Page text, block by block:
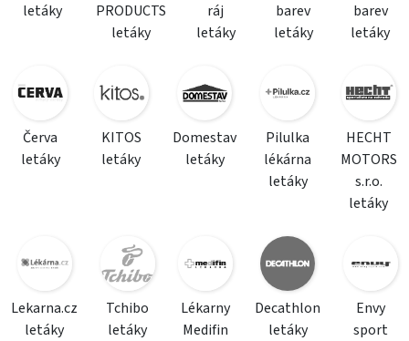
letáky
PRODUCTS
letáky
ráj
letáky
barev
letáky
barev
letáky
Červa
letáky
KITOS
letáky
Domestav
letáky
Pilulka
lékárna
letáky
HECHT
MOTORS
s.r.o.
letáky
Lekarna.cz
letáky
Tchibo
letáky
Lékarny
Medifin
Decathlon
letáky
Envy
sport